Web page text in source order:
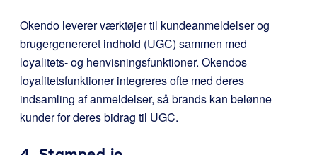
Okendo leverer værktøjer til kundeanmeldelser og
brugergenereret indhold (UGC) sammen med
loyalitets- og henvisningsfunktioner. Okendos
loyalitetsfunktioner integreres ofte med deres
indsamling af anmeldelser, så brands kan belønne
kunder for deres bidrag til UGC.